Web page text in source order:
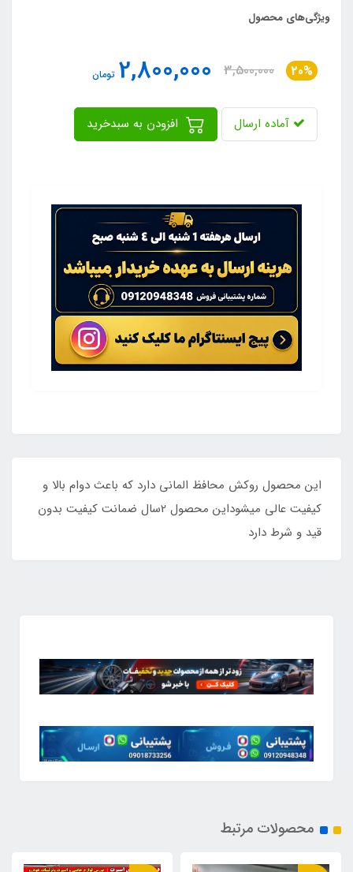
ویژگی‌های محصول
20%
3,500,000
2,800,000 تومان
آماده ارسال
این محصول روکش محافظ المانی دارد که باعث دوام بالا و
کیفیت عالی میشوداین محصول 2سال ضمانت کیفیت بدون
قید و شرط دارد
محصولات مرتبط